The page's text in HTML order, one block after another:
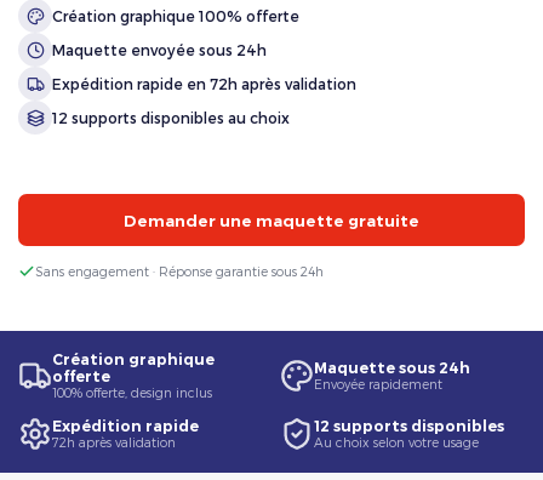
Création graphique 100% offerte
Maquette envoyée sous 24h
Expédition rapide en 72h après validation
12 supports disponibles au choix
Demander une maquette gratuite
Sans engagement · Réponse garantie sous 24h
Création graphique
offerte
100% offerte, design inclus
Maquette sous 24h
Envoyée rapidement
Expédition rapide
72h après validation
12 supports disponibles
Au choix selon votre usage